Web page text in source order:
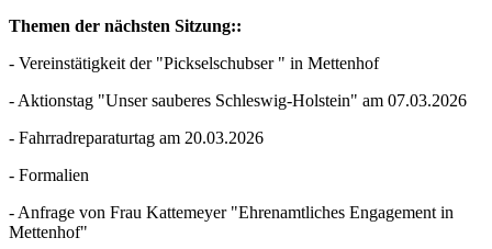
Themen der nächsten Sitzung::
- Vereinstätigkeit der "Pickselschubser " in Mettenhof
- Aktionstag "Unser sauberes Schleswig-Holstein" am 07.03.2026
- Fahrradreparaturtag am 20.03.2026
- Formalien
- Anfrage von Frau Kattemeyer "Ehrenamtliches Engagement in
Mettenhof"